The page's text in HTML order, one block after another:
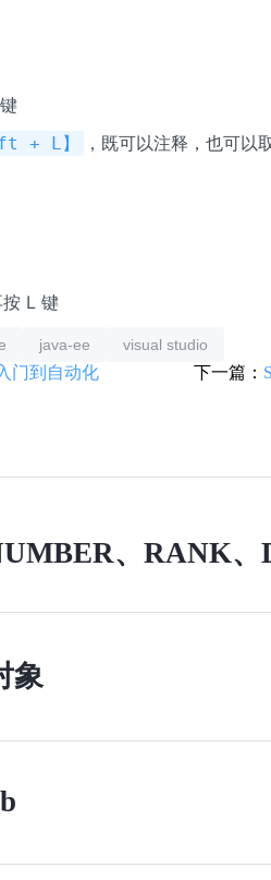
+ L】 ，既可以注释，也可以
L 键
java-ee visual studio
门到自动化 下一篇：
、RANK、
象